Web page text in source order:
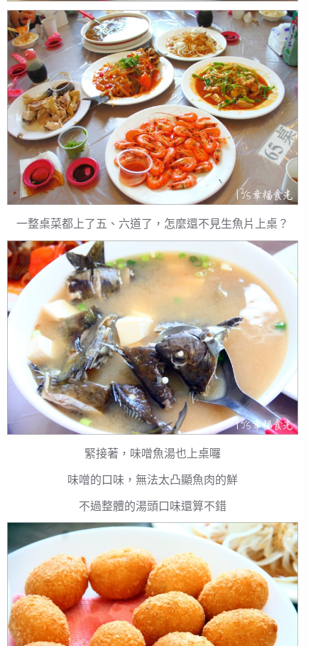
一整桌菜都上了五、六道了，怎麼還不見生魚片上桌？
緊接著，味噌魚湯也上桌囉
味噌的口味，無法太凸顯魚肉的鮮
不過整體的湯頭口味還算不錯